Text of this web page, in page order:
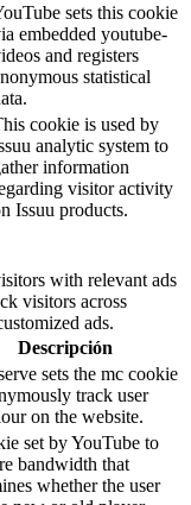
sets this cookie
embedded youtube-
and registers
statistical
cookie is used by
analytic system to
information
visitor activity
Issuu products.
with relevant ads
visitors across
ads.
Descripción
sets the mc cookie
track user
on the website.
set by YouTube to
bandwidth that
whether the user